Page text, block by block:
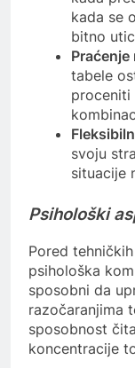
kada se
bitno
tabele
proceniti
svoju
situacije
Psihološki
Pored
psihološka
sposobni da
razočaranjima
sposobnost
koncentracije